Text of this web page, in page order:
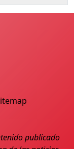
publicado